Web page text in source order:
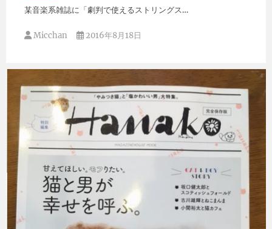
某音楽系雑誌に「劇判で使えるストリングス…
Micchan 2016年8月18日